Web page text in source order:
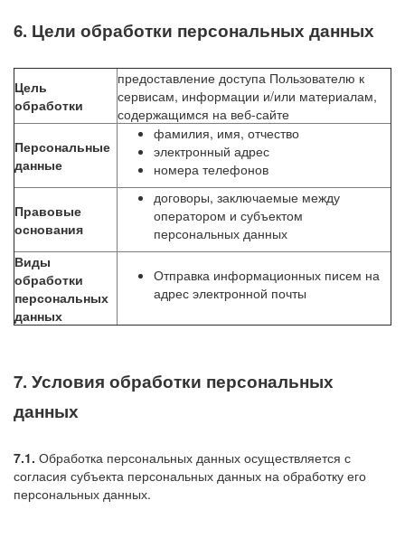
6. Цели обработки персональных данных
Цель
обработки
предоставление доступа Пользователю к
сервисам, информации и/или материалам,
содержащимся на веб-сайте
Персональные
данные
фамилия, имя, отчество
электронный адрес
номера телефонов
Правовые
основания
договоры, заключаемые между
оператором и субъектом
персональных данных
Виды
обработки
персональных
данных
Отправка информационных писем на
адрес электронной почты
7. Условия обработки персональных
данных
7.1. Обработка персональных данных осуществляется с
согласия субъекта персональных данных на обработку его
персональных данных.